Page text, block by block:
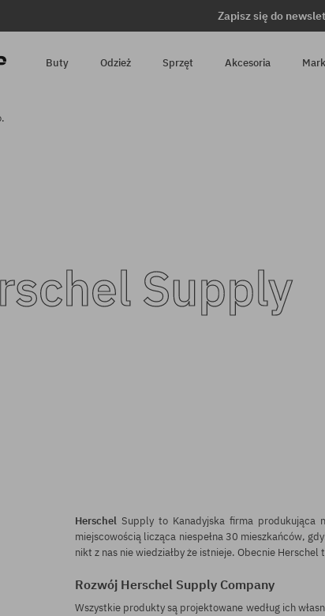
Zapisz się do
Buty Odzież Sprzęt Akcesoria
Supply
Herschel Supply to Kanadyjska firma produkująca
miejscowością licząca niespełna 30 mieszkańców,
nikt z nas nie wiedziałby że istnieje. Obecnie
Rozwój Herschel Supply Company
Wszystkie produkty są projektowane według ich